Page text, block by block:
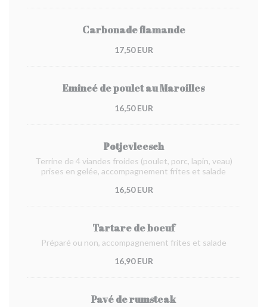
Carbonade flamande
17,50 EUR
Emincé de poulet au Maroilles
16,50 EUR
Potjevleesch
Terrine de 4 viandes froides (poulet, porc, lapin, veau)
prises en gelée, accompagnement frites et salade
16,50 EUR
Tartare de boeuf
Préparé ou non, accompagnement frites et salade
16,90 EUR
Pavé de rumsteak